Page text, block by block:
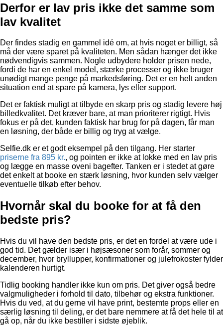
Derfor er lav pris ikke det samme som
lav kvalitet
Der findes stadig en gammel idé om, at hvis noget er billigt, så
må der være sparet på kvaliteten. Men sådan hænger det ikke
nødvendigvis sammen. Nogle udbydere holder prisen nede,
fordi de har en enkel model, stærke processer og ikke bruger
unødigt mange penge på markedsføring. Det er en helt anden
situation end at spare på kamera, lys eller support.
Det er faktisk muligt at tilbyde en skarp pris og stadig levere høj
billedkvalitet. Det kræver bare, at man prioriterer rigtigt. Hvis
fokus er på det, kunden faktisk har brug for på dagen, får man
en løsning, der både er billig og tryg at vælge.
Selfie.dk er et godt eksempel på den tilgang. Her starter
priserne fra 895 kr., og pointen er ikke at lokke med en lav pris
og lægge en masse oveni bagefter. Tanken er i stedet at gøre
det enkelt at booke en stærk løsning, hvor kunden selv vælger
eventuelle tilkøb efter behov.
Hvornår skal du booke for at få den
bedste pris?
Hvis du vil have den bedste pris, er det en fordel at være ude i
god tid. Det gælder især i højsæsoner som forår, sommer og
december, hvor bryllupper, konfirmationer og julefrokoster fylder
kalenderen hurtigt.
Tidlig booking handler ikke kun om pris. Det giver også bedre
valgmuligheder i forhold til dato, tilbehør og ekstra funktioner.
Hvis du ved, at du gerne vil have print, bestemte props eller en
særlig løsning til deling, er det bare nemmere at få det hele til at
gå op, når du ikke bestiller i sidste øjeblik.